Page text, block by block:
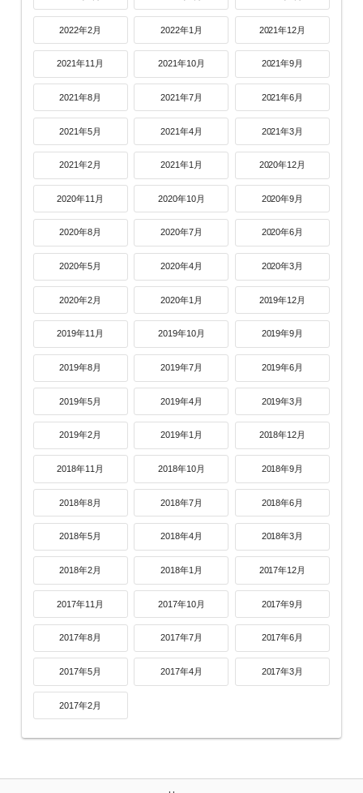
2022年2月 2022年1月 2021年12月
2021年11月 2021年10月 2021年9月
2021年8月 2021年7月 2021年6月
2021年5月 2021年4月 2021年3月
2021年2月 2021年1月 2020年12月
2020年11月 2020年10月 2020年9月
2020年8月 2020年7月 2020年6月
2020年5月 2020年4月 2020年3月
2020年2月 2020年1月 2019年12月
2019年11月 2019年10月 2019年9月
2019年8月 2019年7月 2019年6月
2019年5月 2019年4月 2019年3月
2019年2月 2019年1月 2018年12月
2018年11月 2018年10月 2018年9月
2018年8月 2018年7月 2018年6月
2018年5月 2018年4月 2018年3月
2018年2月 2018年1月 2017年12月
2017年11月 2017年10月 2017年9月
2017年8月 2017年7月 2017年6月
2017年5月 2017年4月 2017年3月
2017年2月